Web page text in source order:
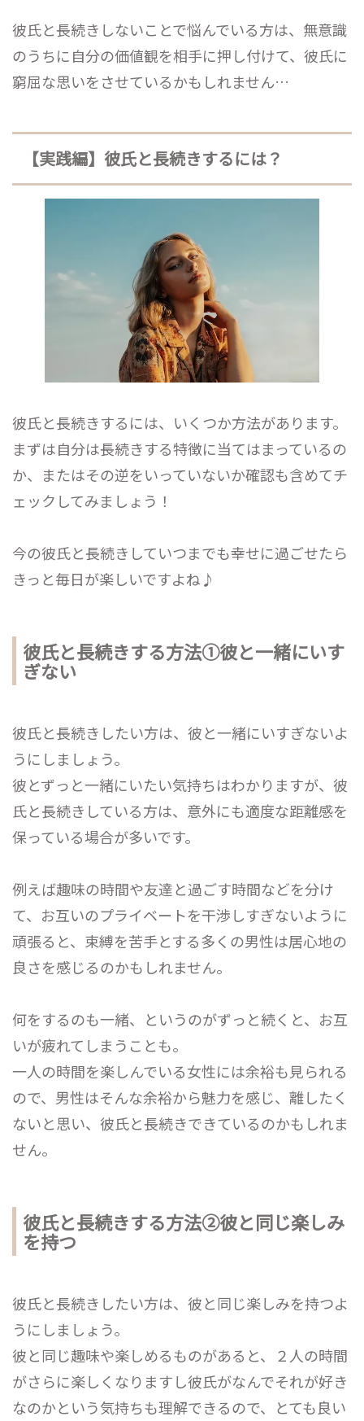
彼氏と長続きしないことで悩んでいる方は、無意識
のうちに自分の価値観を相手に押し付けて、彼氏に
窮屈な思いをさせているかもしれません…
【実践編】彼氏と長続きするには？
彼氏と長続きするには、いくつか方法があります。
まずは自分は長続きする特徴に当てはまっているの
か、またはその逆をいっていないか確認も含めてチ
ェックしてみましょう！
今の彼氏と長続きしていつまでも幸せに過ごせたら
きっと毎日が楽しいですよね♪
彼氏と長続きする方法①彼と一緒にいす
ぎない
彼氏と長続きしたい方は、彼と一緒にいすぎないよ
うにしましょう。
彼とずっと一緒にいたい気持ちはわかりますが、彼
氏と長続きしている方は、意外にも適度な距離感を
保っている場合が多いです。
例えば趣味の時間や友達と過ごす時間などを分け
て、お互いのプライベートを干渉しすぎないように
頑張ると、束縛を苦手とする多くの男性は居心地の
良さを感じるのかもしれません。
何をするのも一緒、というのがずっと続くと、お互
いが疲れてしまうことも。
一人の時間を楽しんでいる女性には余裕も見られる
ので、男性はそんな余裕から魅力を感じ、離したく
ないと思い、彼氏と長続きできているのかもしれま
せん。
彼氏と長続きする方法②彼と同じ楽しみ
を持つ
彼氏と長続きしたい方は、彼と同じ楽しみを持つよ
うにしましょう。
彼と同じ趣味や楽しめるものがあると、２人の時間
がさらに楽しくなりますし彼氏がなんでそれが好き
なのかという気持ちも理解できるので、とても良い